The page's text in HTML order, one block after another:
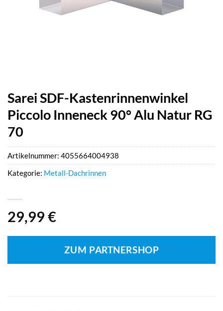
Sarei SDF-Kastenrinnenwinkel
Piccolo Inneneck 90° Alu Natur RG
70
29,99 €
ZUM PARTNERSHOP
Artikelnummer: 4055664004938
Kategorie: Metall-Dachrinnen